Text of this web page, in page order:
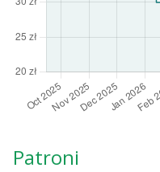
Patroni